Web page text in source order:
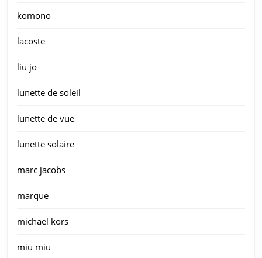
komono
lacoste
liu jo
lunette de soleil
lunette de vue
lunette solaire
marc jacobs
marque
michael kors
miu miu